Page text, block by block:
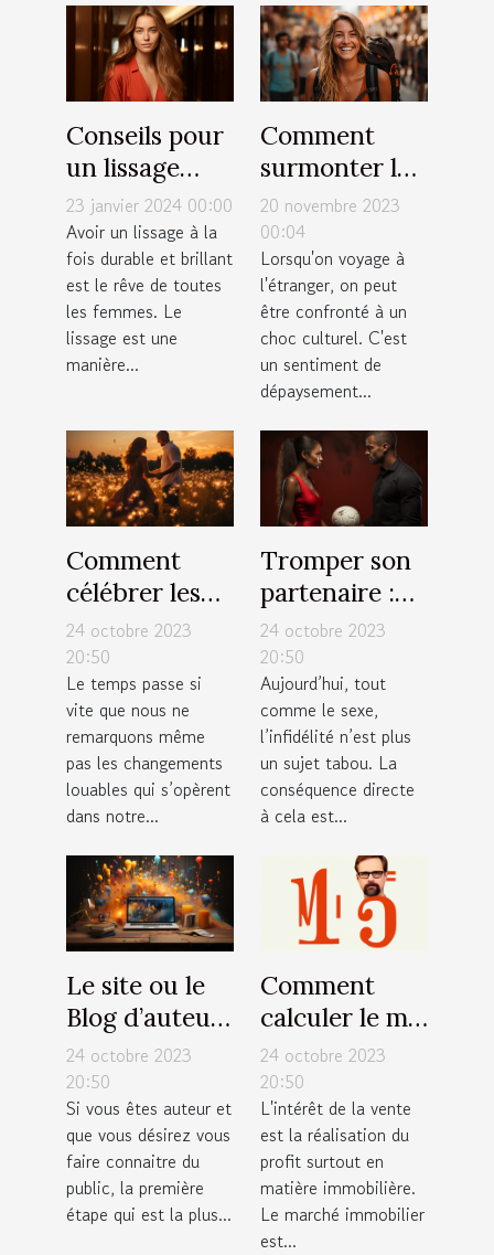
Conseils pour
un lissage
durable et
brillant : top
10 des astuces
23 janvier 2024 00:00
Avoir un lissage à la
fois durable et brillant
est le rêve de toutes
les femmes. Le
lissage est une
manière...
Comment
surmonter le
choc culturel
lors d'un
voyage
20 novembre 2023
00:04
Lorsqu'on voyage à
l'étranger, on peut
être confronté à un
choc culturel. C'est
un sentiment de
dépaysement...
Comment
célébrer les
moments
importants de
votre vie ?
24 octobre 2023
20:50
Le temps passe si
vite que nous ne
remarquons même
pas les changements
louables qui s’opèrent
dans notre...
Tromper son
partenaire :
est-ce la
meilleure
solution ?
24 octobre 2023
20:50
Aujourd’hui, tout
comme le sexe,
l’infidélité n’est plus
un sujet tabou. La
conséquence directe
à cela est...
Le site ou le
Blog d’auteur
: Comment
s’en occuper
pour une
large
visibilité ?
24 octobre 2023
20:50
Si vous êtes auteur et
que vous désirez vous
faire connaitre du
public, la première
étape qui est la plus...
Comment
calculer le m²
?
24 octobre 2023
20:50
L'intérêt de la vente
est la réalisation du
profit surtout en
matière immobilière.
Le marché immobilier
est...